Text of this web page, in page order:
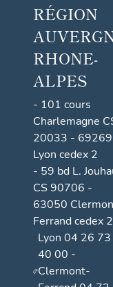
RÉGION
RHONE-
ALPES
- 101 cours
Charlemagne
20033 - 69269
Lyon cedex 2
- 59 bd L.
CS 90706 -
63050
Ferrand cedex 2
Lyon 04 26 73
40 00 -
Clermont-